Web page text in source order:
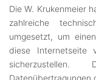
Die W. Krukenmeier
zahlreiche
umgesetzt, um
diese Internetseite
sicherzustellen.
Datenübertragungen